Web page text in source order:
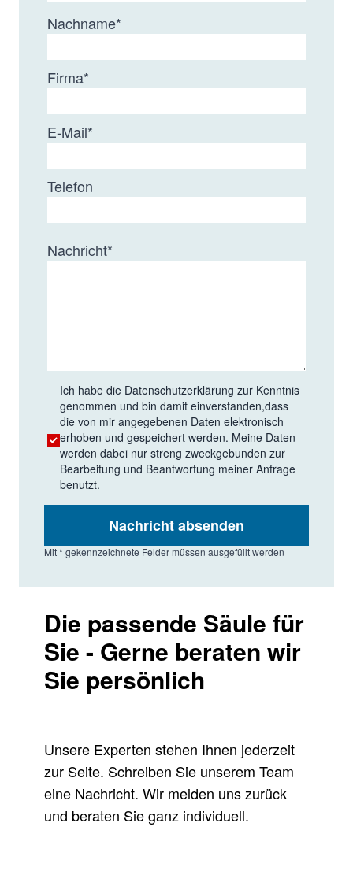
Nachname*
Firma*
E-Mail*
Telefon
Nachricht*
Ich habe die Datenschutzerklärung zur Kenntnis
genommen und bin damit einverstanden,dass
die von mir angegebenen Daten elektronisch
erhoben und gespeichert werden. Meine Daten
werden dabei nur streng zweckgebunden zur
Bearbeitung und Beantwortung meiner Anfrage
benutzt.
Nachricht absenden
Mit * gekennzeichnete Felder müssen ausgefüllt werden
Die passende Säule für
Sie - Gerne beraten wir
Sie persönlich
Unsere Experten stehen Ihnen jederzeit
zur Seite. Schreiben Sie unserem Team
eine Nachricht. Wir melden uns zurück
und beraten Sie ganz individuell.